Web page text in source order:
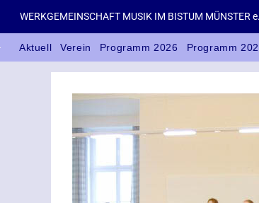
WERKGEMEINSCHAFT MUSIK IM BISTUM
Aktuell Verein Programm 2026 Programm